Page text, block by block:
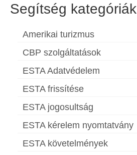
Segítség kategóriák
Amerikai turizmus
CBP szolgáltatások
ESTA Adatvédelem
ESTA frissítése
ESTA jogosultság
ESTA kérelem nyomtatvány
ESTA követelmények